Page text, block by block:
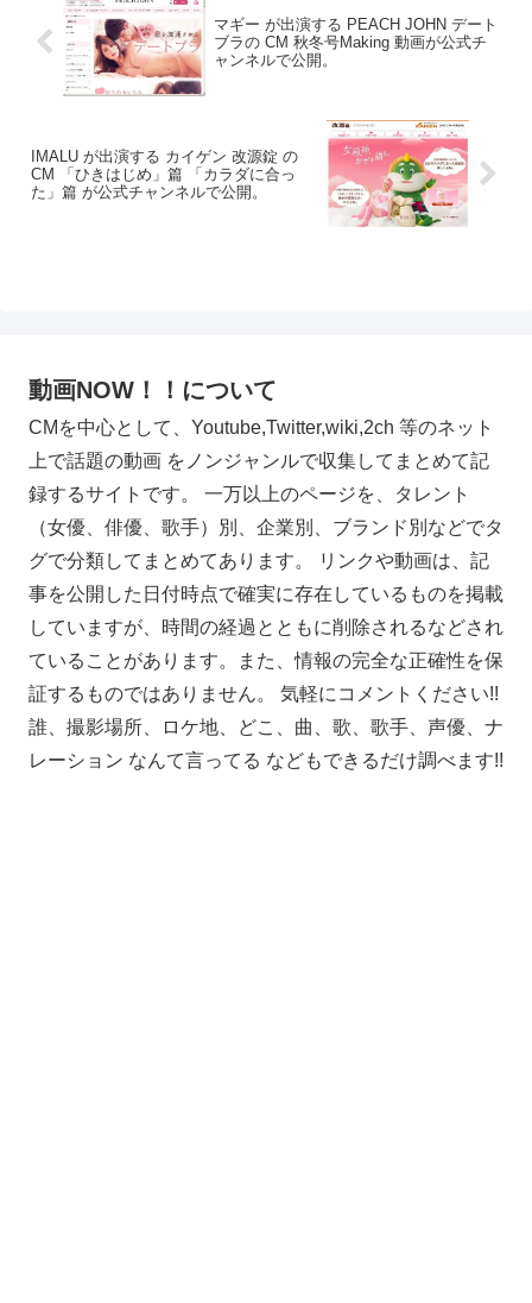
マギー が出演する PEACH JOHN デート
ブラの CM 秋冬号Making 動画が公式チ
ャンネルで公開。
IMALU が出演する カイゲン 改源錠 の
CM 「ひきはじめ」篇 「カラダに合っ
た」篇 が公式チャンネルで公開。
動画NOW！！について
CMを中心として、Youtube,Twitter,wiki,2ch 等のネット
上で話題の動画 をノンジャンルで収集してまとめて記
録するサイトです。 一万以上のページを、タレント
（女優、俳優、歌手）別、企業別、ブランド別などでタ
グで分類してまとめてあります。 リンクや動画は、記
事を公開した日付時点で確実に存在しているものを掲載
していますが、時間の経過とともに削除されるなどされ
ていることがあります。また、情報の完全な正確性を保
証するものではありません。 気軽にコメントください!!
誰、撮影場所、ロケ地、どこ、曲、歌、歌手、声優、ナ
レーション なんて言ってる などもできるだけ調べます!!